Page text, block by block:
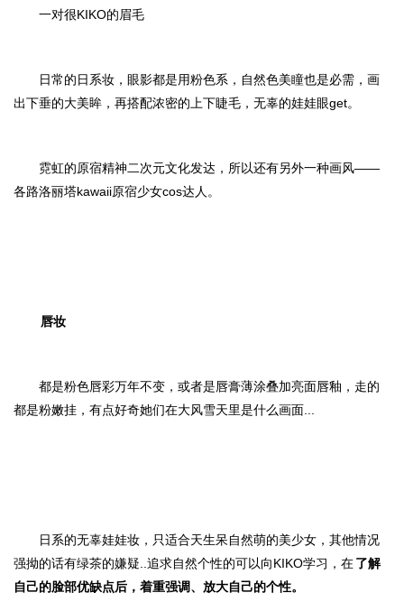
一对很KIKO的眉毛
日常的日系妆，眼影都是用粉色系，自然色美瞳也是必需，画
出下垂的大美眸，再搭配浓密的上下睫毛，无辜的娃娃眼get。
霓虹的原宿精神二次元文化发达，所以还有另外一种画风——
各路洛丽塔kawaii原宿少女cos达人。
唇妆
都是粉色唇彩万年不变，或者是唇膏薄涂叠加亮面唇釉，走的
都是粉嫩挂，有点好奇她们在大风雪天里是什么画面...
日系的无辜娃娃妆，只适合天生呆自然萌的美少女，其他情况
强拗的话有绿茶的嫌疑..追求自然个性的可以向KIKO学习，在了解
自己的脸部优缺点后，着重强调、放大自己的个性。